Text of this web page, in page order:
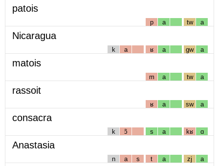
patois
p a tw a
Nicaragua
k a ʁ a gw a
matois
m a tw a
rassoit
ʁ a sw a
consacra
k ɔ̃ s a kʁ ɑ
Anastasia
n a s t a zj a